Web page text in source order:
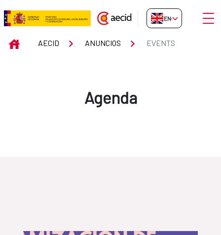
Skip to Main Content
Events
EN-GB
INICIOAECID ANUNCIOS EVENTS
Agenda